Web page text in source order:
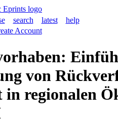
search latest
help
Account
von
regionalen